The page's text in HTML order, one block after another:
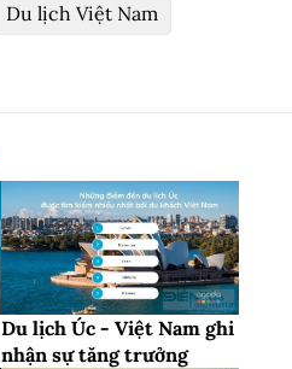
Du lịch Việt Nam
Du lịch Úc - Việt Nam ghi
nhận sự tăng trưởng